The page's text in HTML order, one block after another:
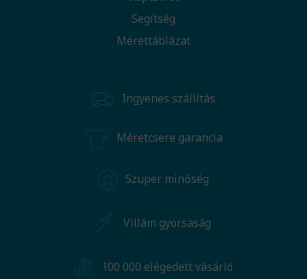
Segítség
Mérettáblázat
Ingyenes szállítás
Méretcsere garancia
Szuper minőség
Villám gyorsaság
100 000 elégedett vásárló